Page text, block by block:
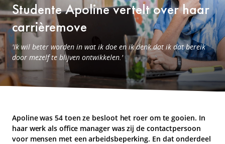
Studente Apoline vertelt over haar
carrièremove
'Ik wil beter worden in wat ik doe en ik denk dat ik dat bereik
door mezelf te blijven ontwikkelen.'
Apoline was 54 toen ze besloot het roer om te gooien. In
haar werk als office manager was zij de contactpersoon
voor mensen met een arbeidsbeperking. En dat onderdeel